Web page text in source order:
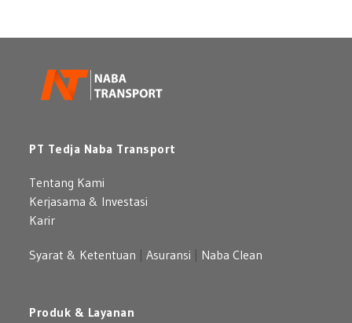
Mobil
yang
Berkelas
PT Tedja Naba Transport
Tentang Kami
Kerjasama & Investasi
Karir
Syarat & Ketentuan |Asuransi Naba Clean
Produk & Layanan